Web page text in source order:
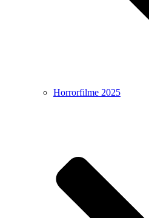
Horrorfilme 2025